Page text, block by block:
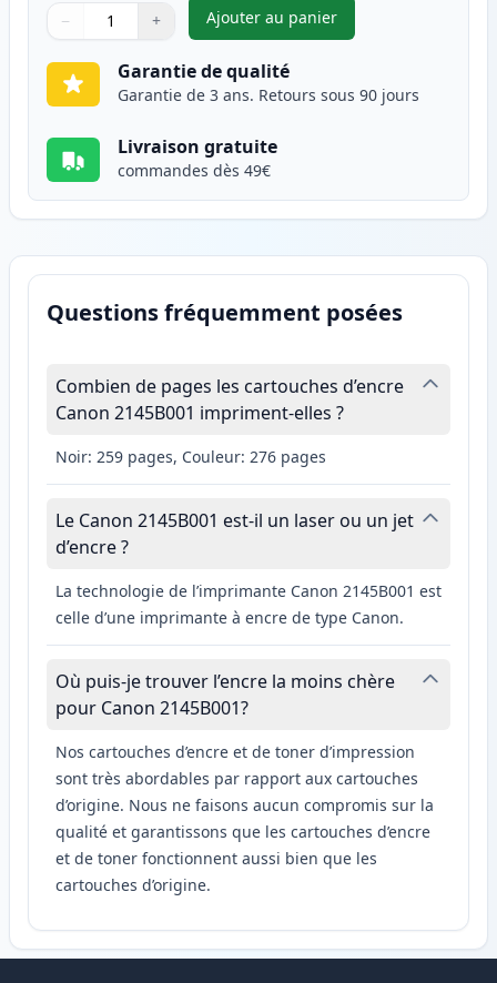
Quantité
Utilisez les boutons pour ajuster
− +
Quantité
Ajouter au panier
,Canon PG-37 cartouche
Garantie de qualité
Garantie de 3 ans. Retours sous 90 jours
Livraison gratuite
commandes dès 49€
Questions fréquemment posées
Combien de pages les cartouches d’encre
Canon 2145B001 impriment-elles ?
Noir: 259 pages, Couleur: 276 pages
Le Canon 2145B001 est-il un laser ou un jet
d’encre ?
La technologie de l’imprimante Canon 2145B001 est
celle d’une imprimante à encre de type Canon.
Où puis-je trouver l’encre la moins chère
pour Canon 2145B001?
Nos cartouches d’encre et de toner d’impression
sont très abordables par rapport aux cartouches
d’origine. Nous ne faisons aucun compromis sur la
qualité et garantissons que les cartouches d’encre
et de toner fonctionnent aussi bien que les
cartouches d’origine.